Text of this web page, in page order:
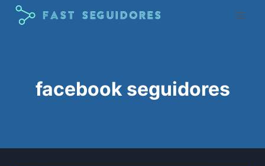
Pular
para
facebook seguidores